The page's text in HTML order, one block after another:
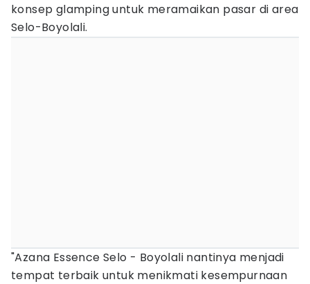
konsep glamping untuk meramaikan pasar di area
Selo-Boyolali.
"Azana Essence Selo - Boyolali nantinya menjadi
tempat terbaik untuk menikmati kesempurnaan